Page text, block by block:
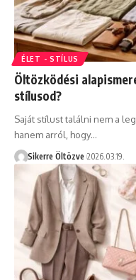
ÉLET - STÍLUS
Öltözködési
stílusod?
Saját stílust találni nem a
hanem arról, hogy…
Sikerre Öltözve 2026.03.19.